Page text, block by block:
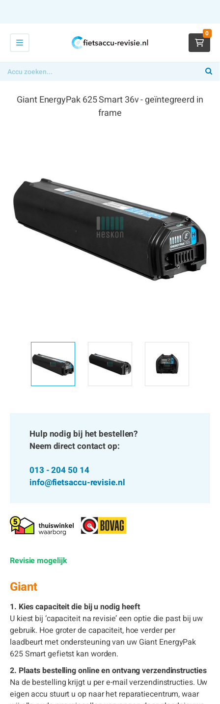
0
Giant EnergyPak 625 Smart 36v - geïntegreerd in
frame
Hulp nodig bij het bestellen?
Neem direct contact op:
013 - 204 50 14
info@fietsaccu-revisie.nl
Revisie mogelijk
Giant
1. Kies capaciteit die bij u nodig heeft
U kiest bij ‘capaciteit na revisie’ een optie die past bij uw
gebruik. Hoe groter de capaciteit, hoe verder per
laadbeurt met ondersteuning van uw Giant EnergyPak
625 Smart gefietst kan worden.
2. Plaats bestelling online en ontvang verzendinstructies
Na de bestelling krijgt u per e-mail verzendinstructies. Uw
eigen accu stuurt u op naar het reparatiecentrum, waar